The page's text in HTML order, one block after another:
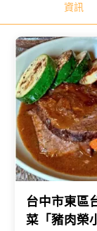
資訊
台中市東區
菜「豬肉榮